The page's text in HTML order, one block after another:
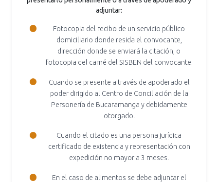
adjuntar:
Fotocopia del recibo de un servicio público
domiciliario donde resida el convocante,
dirección donde se enviará la citación, o
fotocopia del carné del SISBEN del convocante.
Cuando se presente a través de apoderado el
poder dirigido al Centro de Conciliación de la
Personería de Bucaramanga y debidamente
otorgado.
Cuando el citado es una persona jurídica
certificado de existencia y representación con
expedición no mayor a 3 meses.
En el caso de alimentos se debe adjuntar el